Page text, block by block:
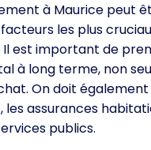
à Maurice peut
facteurs les plus
est important de
à long terme, non
On doit
les assurances
publics.